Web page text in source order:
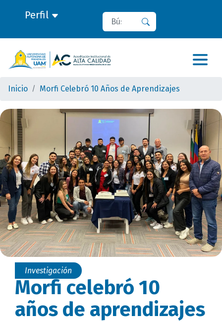
Perfil Buscar
Inicio Morfi Celebró 10 Años de Aprendizajes
Investigación
Morfi celebró 10
años de aprendizajes